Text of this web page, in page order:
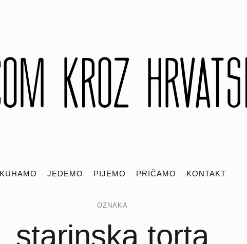
KUHAMO JEDEMO PIJEMO PRIČAMO KONTAKT
OZNAKA
starinska torta